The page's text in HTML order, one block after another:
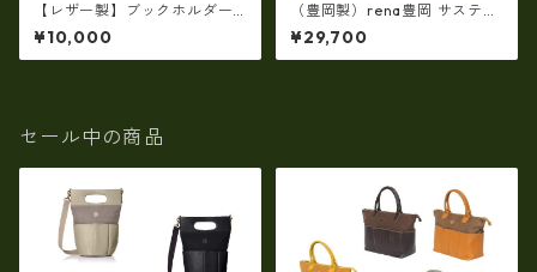
【レザー製】ブックホルダー
付マルチシステムウォレット
【ビジネス小物】ew-21545
¥10,000
（豊岡製）rena豊岡 サスティ
ナブルレザー・レッザボタニ
カ 牛革ラウンドファスナー長
財布 rt-030
¥29,700
セール中の商品